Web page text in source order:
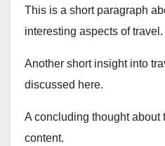
This is a short paragraph
interesting aspects of travel.
Another short insight into
discussed here.
A concluding thought about
content.